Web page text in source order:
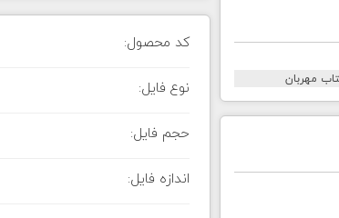
کد محصول:
نوع فایل:
حجم فایل:
اندازه فایل: